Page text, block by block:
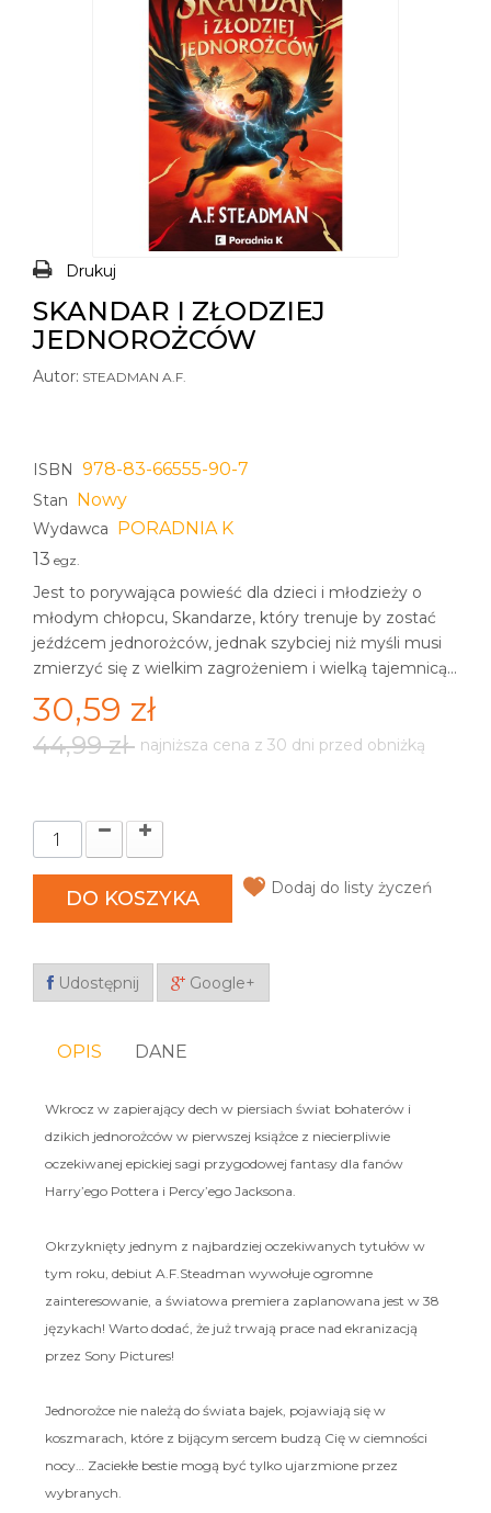
Drukuj
SKANDAR I ZŁODZIEJ
JEDNOROŻCÓW
Autor: STEADMAN A.F.
ISBN 978-83-66555-90-7
Stan Nowy
Wydawca PORADNIA K
13 egz.
Jest to porywająca powieść dla dzieci i młodzieży o
młodym chłopcu, Skandarze, który trenuje by zostać
jeźdźcem jednorożców, jednak szybciej niż myśli musi
zmierzyć się z wielkim zagrożeniem i wielką tajemnicą...
30,59 zł
44,99 zł najniższa cena z 30 dni przed obniżką
DO KOSZYKA Dodaj do listy życzeń
Udostępnij Google+
OPIS DANE
Wkrocz w zapierający dech w piersiach świat bohaterów i
dzikich jednorożców w pierwszej książce z niecierpliwie
oczekiwanej epickiej sagi przygodowej fantasy dla fanów
Harry’ego Pottera i Percy’ego Jacksona.
Okrzyknięty jednym z najbardziej oczekiwanych tytułów w
tym roku, debiut A.F.Steadman wywołuje ogromne
zainteresowanie, a światowa premiera zaplanowana jest w 38
językach! Warto dodać, że już trwają prace nad ekranizacją
przez Sony Pictures!
Jednorożce nie należą do świata bajek, pojawiają się w
koszmarach, które z bijącym sercem budzą Cię w ciemności
nocy… Zaciekłe bestie mogą być tylko ujarzmione przez
wybranych.